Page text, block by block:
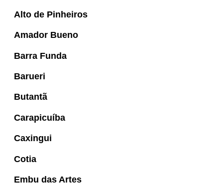
Alto de Pinheiros
Amador Bueno
Barra Funda
Barueri
Butantã
Carapicuíba
Caxingui
Cotia
Embu das Artes